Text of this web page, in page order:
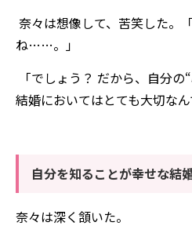
奈々は想像して、苦笑した。
ね……。」
「でしょう？ だから、自分の
結婚においてはとても大切なん
自分を知ることが幸せな結
奈々は深く頷いた。